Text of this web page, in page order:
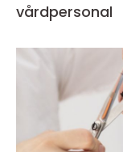
vårdpersonal